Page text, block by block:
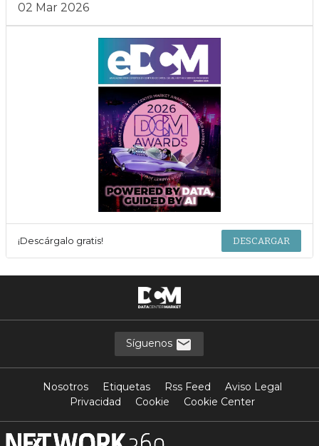
02 Mar 2026
¡Descárgalo gratis! DESCARGAR
Síguenos
Nosotros Etiquetas Rss Feed
Aviso Legal
Privacidad
Cookie Cookie Center